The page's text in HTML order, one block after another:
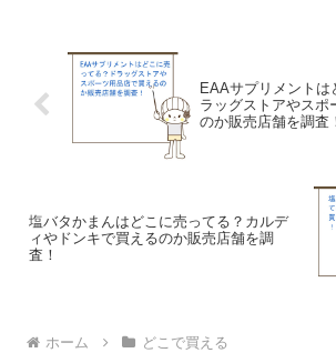
EAAサプリメントは
ラッグストアやスポ
のか販売店舗を調査
塩バタかまんはどこに売ってる？カルデ
ィやドンキで買えるのか販売店舗を調
査！
ホーム どこで買える